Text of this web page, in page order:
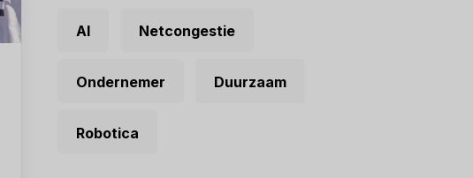
AI Netcongestie
Ondernemer Duurzaam
Robotica